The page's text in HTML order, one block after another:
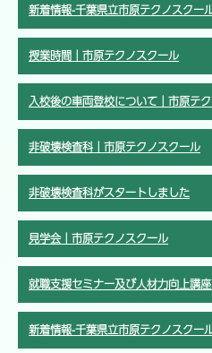
新着情報-千葉県立市原テクノスクー
授業時間｜市原テクノスクール
入校後の車両登校について｜市原テ
非破壊検査科｜市原テクノスクール
非破壊検査科がスタートしました
見学会｜市原テクノスクール
就職支援セミナー及び人材力向上講座
新着情報-千葉県立市原テクノスクー